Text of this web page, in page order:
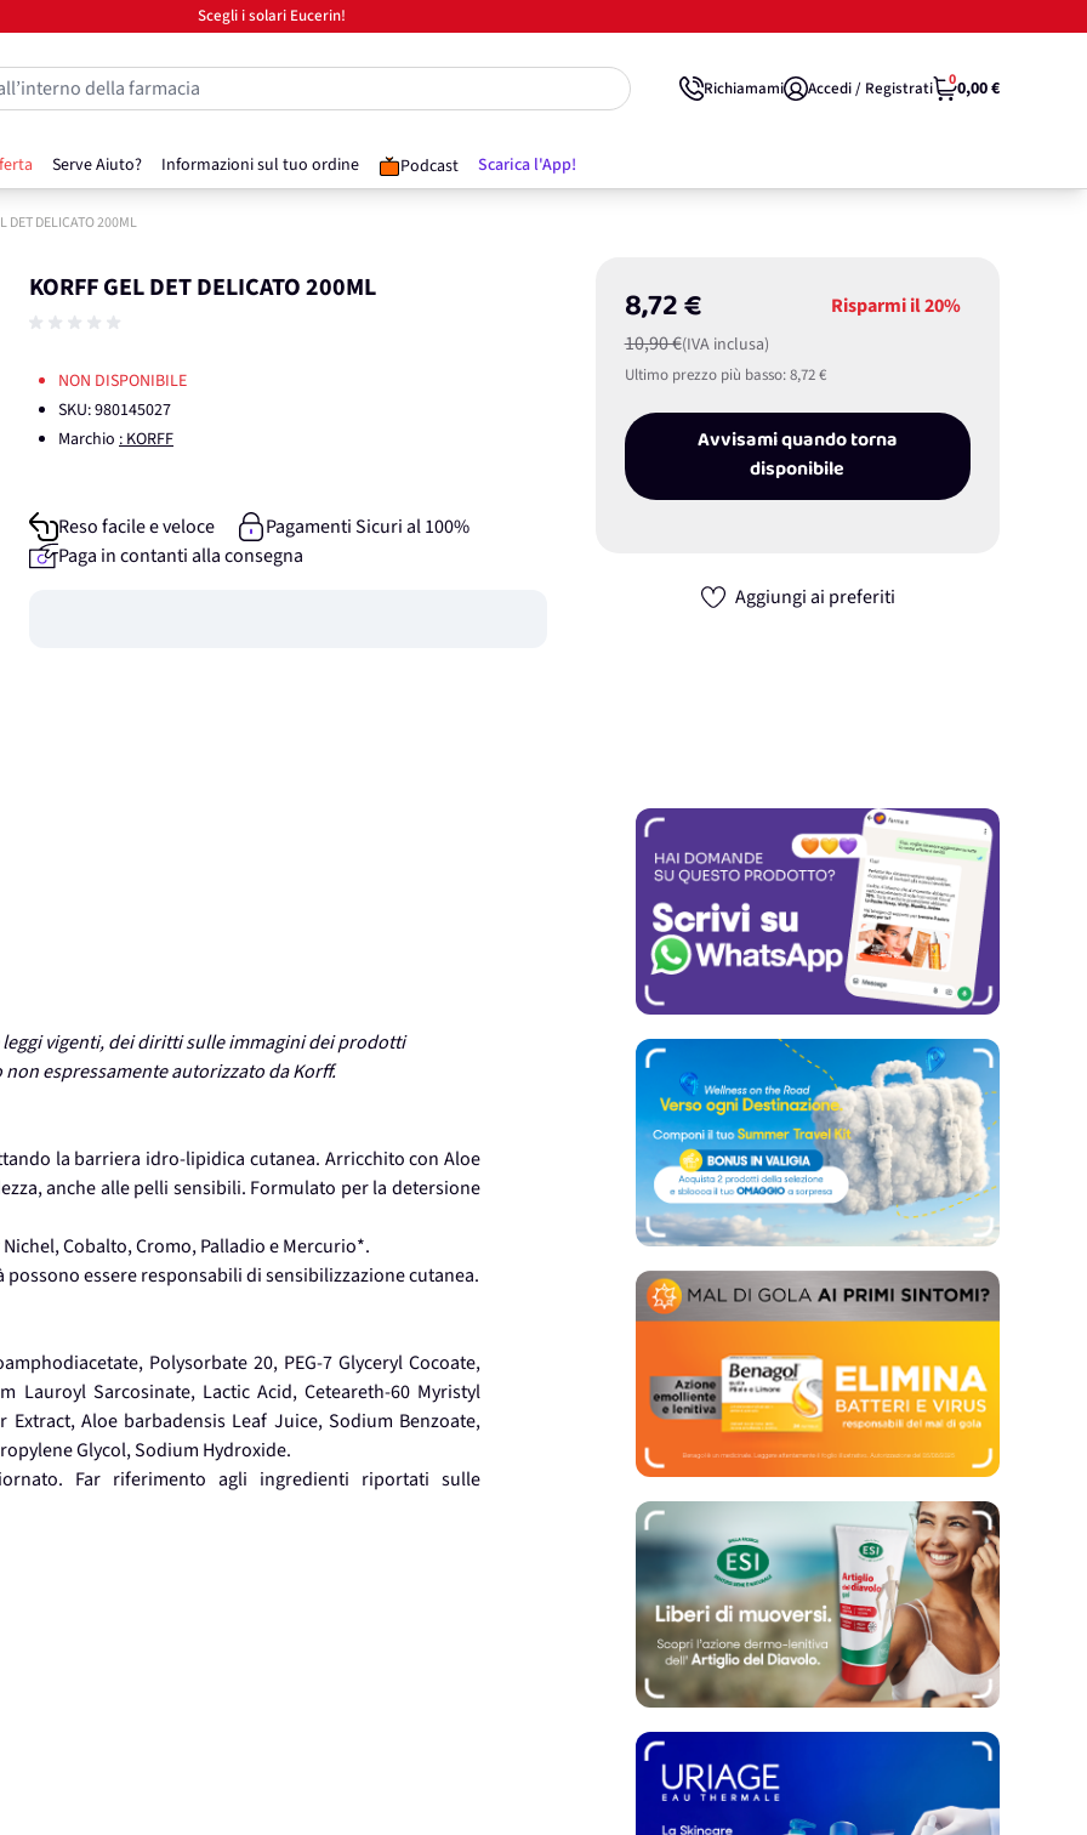
Scegli i solari Eucerin!
Serve Aiuto? Informazioni sul tuo ordine Podcast Scarica l'App!
della farmacia Richiamami Accedi / Registrati 00,00 €
DET DELICATO 200ML
KORFF GEL DET DELICATO 200ML 8,72 €
10,90 €(IVA inclusa)
Risparmi il20%
Ultimo prezzo più basso:8,72 €
Avvisami quando torna
disponibile
Aggiungi ai preferiti
NON DISPONIBILE
SKU:980145027
Marchio : KORFF
Reso facile e veloce
Pagamenti Sicuri al 100%
Paga in contanti alla consegna
vigenti, dei diritti sulle immagini dei prodotti
espressamente autorizzato da Korff.
la barriera idro-lipidica cutanea. Arricchito con Aloe
anche alle pelli sensibili. Formulato per la detersione
Cobalto, Cromo, Palladio e Mercurio*.
essere responsabili di sensibilizzazione cutanea.
Polysorbate 20, PEG-7 Glyceryl Cocoate,
Lauroyl Sarcosinate, Lactic Acid, Ceteareth-60 Myristyl
Aloe barbadensis Leaf Juice, Sodium Benzoate,
Glycol, Sodium Hydroxide.
Far riferimento agli ingredienti riportati sulle